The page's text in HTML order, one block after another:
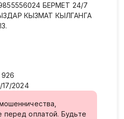
БЕРМЕТ 24/7
КЫЗМАТ КЫЛГАНГА
926
17/2024
перед оплатой. Будьте